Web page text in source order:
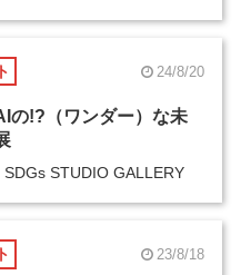
24/8/20
の!?（ワンダー）な未
SDGs STUDIO GALLERY
23/8/18